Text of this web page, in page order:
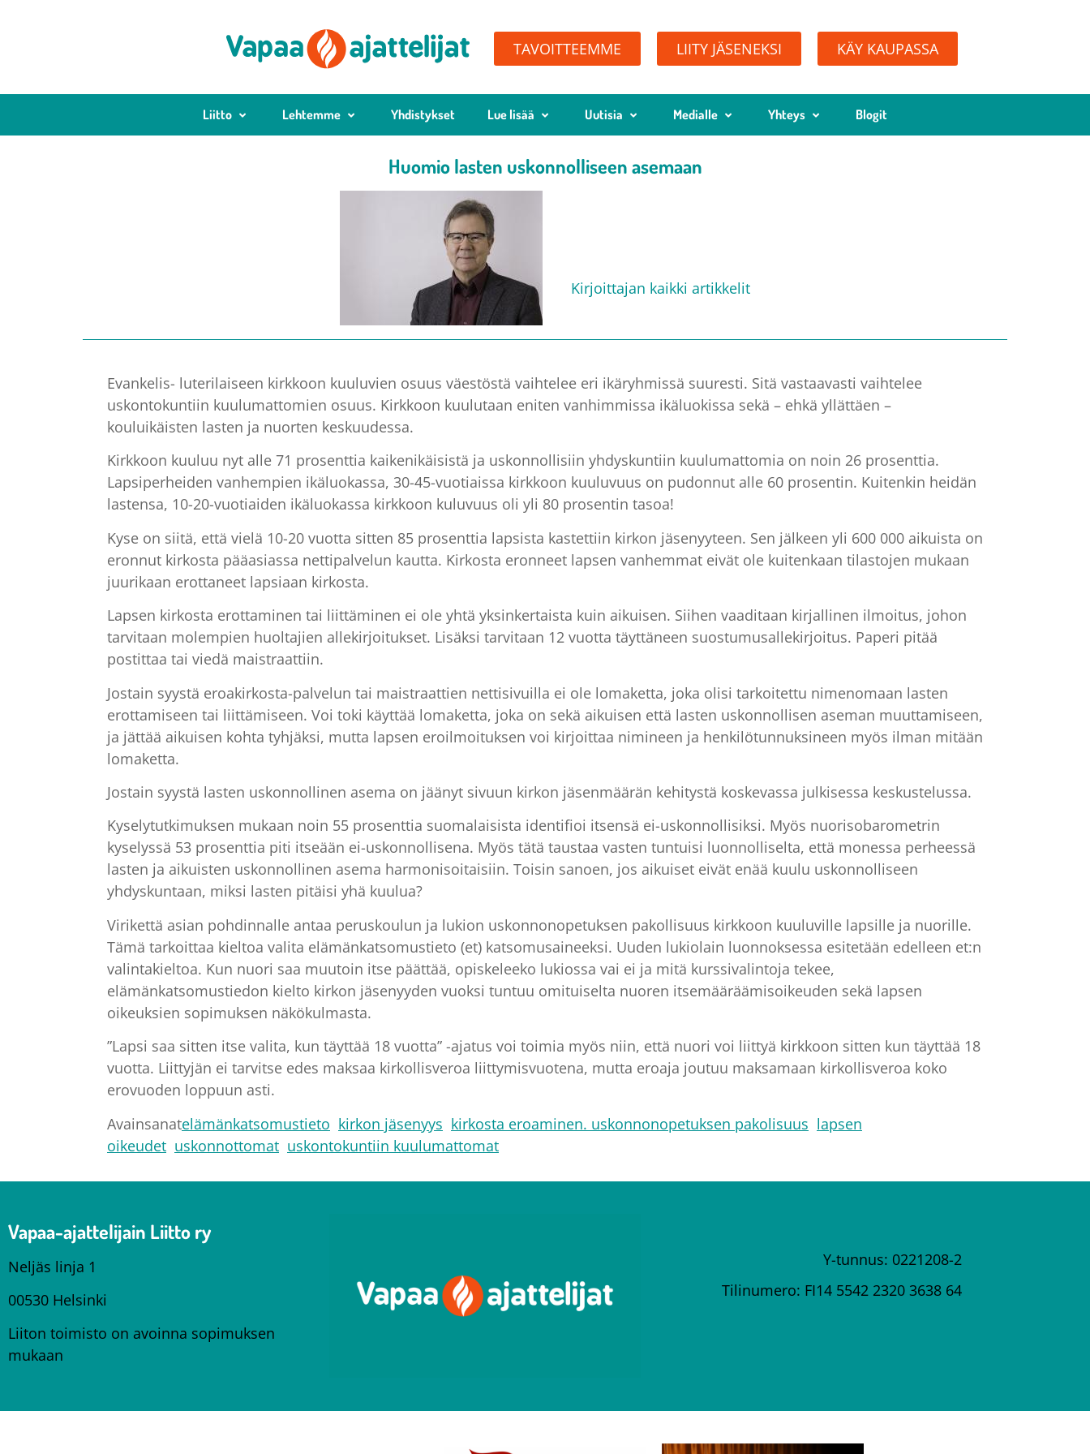
TAVOITTEEMME LIITY JÄSENEKSI KÄY KAUPASSA
Liitto Lehtemme Yhdistykset Lue lisää Uutisia Medialle Yhteys Blogit
Huomio lasten uskonnolliseen asemaan
Kirjoittajan kaikki artikkelit
Evankelis- luterilaiseen kirkkoon kuuluvien osuus väestöstä vaihtelee eri ikäryhmissä suuresti. Sitä vastaavasti vaihtelee
uskontokuntiin kuulumattomien osuus. Kirkkoon kuulutaan eniten vanhimmissa ikäluokissa sekä – ehkä yllättäen –
kouluikäisten lasten ja nuorten keskuudessa.
Kirkkoon kuuluu nyt alle 71 prosenttia kaikenikäisistä ja uskonnollisiin yhdyskuntiin kuulumattomia on noin 26 prosenttia.
Lapsiperheiden vanhempien ikäluokassa, 30-45-vuotiaissa kirkkoon kuuluvuus on pudonnut alle 60 prosentin. Kuitenkin heidän
lastensa, 10-20-vuotiaiden ikäluokassa kirkkoon kuluvuus oli yli 80 prosentin tasoa!
Kyse on siitä, että vielä 10-20 vuotta sitten 85 prosenttia lapsista kastettiin kirkon jäsenyyteen. Sen jälkeen yli 600 000 aikuista on
eronnut kirkosta pääasiassa nettipalvelun kautta. Kirkosta eronneet lapsen vanhemmat eivät ole kuitenkaan tilastojen mukaan
juurikaan erottaneet lapsiaan kirkosta.
Lapsen kirkosta erottaminen tai liittäminen ei ole yhtä yksinkertaista kuin aikuisen. Siihen vaaditaan kirjallinen ilmoitus, johon
tarvitaan molempien huoltajien allekirjoitukset. Lisäksi tarvitaan 12 vuotta täyttäneen suostumusallekirjoitus. Paperi pitää
postittaa tai viedä maistraattiin.
Jostain syystä eroakirkosta-palvelun tai maistraattien nettisivuilla ei ole lomaketta, joka olisi tarkoitettu nimenomaan lasten
erottamiseen tai liittämiseen. Voi toki käyttää lomaketta, joka on sekä aikuisen että lasten uskonnollisen aseman muuttamiseen,
ja jättää aikuisen kohta tyhjäksi, mutta lapsen eroilmoituksen voi kirjoittaa nimineen ja henkilötunnuksineen myös ilman mitään
lomaketta.
Jostain syystä lasten uskonnollinen asema on jäänyt sivuun kirkon jäsenmäärän kehitystä koskevassa julkisessa keskustelussa.
Kyselytutkimuksen mukaan noin 55 prosenttia suomalaisista identifioi itsensä ei-uskonnollisiksi. Myös nuorisobarometrin
kyselyssä 53 prosenttia piti itseään ei-uskonnollisena. Myös tätä taustaa vasten tuntuisi luonnolliselta, että monessa perheessä
lasten ja aikuisten uskonnollinen asema harmonisoitaisiin. Toisin sanoen, jos aikuiset eivät enää kuulu uskonnolliseen
yhdyskuntaan, miksi lasten pitäisi yhä kuulua?
Virikettä asian pohdinnalle antaa peruskoulun ja lukion uskonnonopetuksen pakollisuus kirkkoon kuuluville lapsille ja nuorille.
Tämä tarkoittaa kieltoa valita elämänkatsomustieto (et) katsomusaineeksi. Uuden lukiolain luonnoksessa esitetään edelleen et:n
valintakieltoa. Kun nuori saa muutoin itse päättää, opiskeleeko lukiossa vai ei ja mitä kurssivalintoja tekee,
elämänkatsomustiedon kielto kirkon jäsenyyden vuoksi tuntuu omituiselta nuoren itsemääräämisoikeuden sekä lapsen
oikeuksien sopimuksen näkökulmasta.
”Lapsi saa sitten itse valita, kun täyttää 18 vuotta” -ajatus voi toimia myös niin, että nuori voi liittyä kirkkoon sitten kun täyttää 18
vuotta. Liittyjän ei tarvitse edes maksaa kirkollisveroa liittymisvuotena, mutta eroaja joutuu maksamaan kirkollisveroa koko
erovuoden loppuun asti.
Avainsanatelämänkatsomustieto kirkon jäsenyys kirkosta eroaminen. uskonnonopetuksen pakolisuus lapsen
oikeudet uskonnottomat uskontokuntiin kuulumattomat
Vapaa-ajattelijain Liitto ry
Neljäs linja 1
00530 Helsinki
Liiton toimisto on avoinna sopimuksen
mukaan
Y-tunnus: 0221208-2
Tilinumero: FI14 5542 2320 3638 64